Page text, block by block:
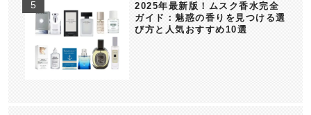
2025年最新版！ムスク香水完全
ガイド：魅惑の香りを見つける選
び方と人気おすすめ10選